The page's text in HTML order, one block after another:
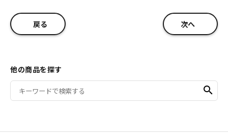
戻る 次へ
他の商品を探す
search